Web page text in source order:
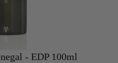
- EDP 100ml